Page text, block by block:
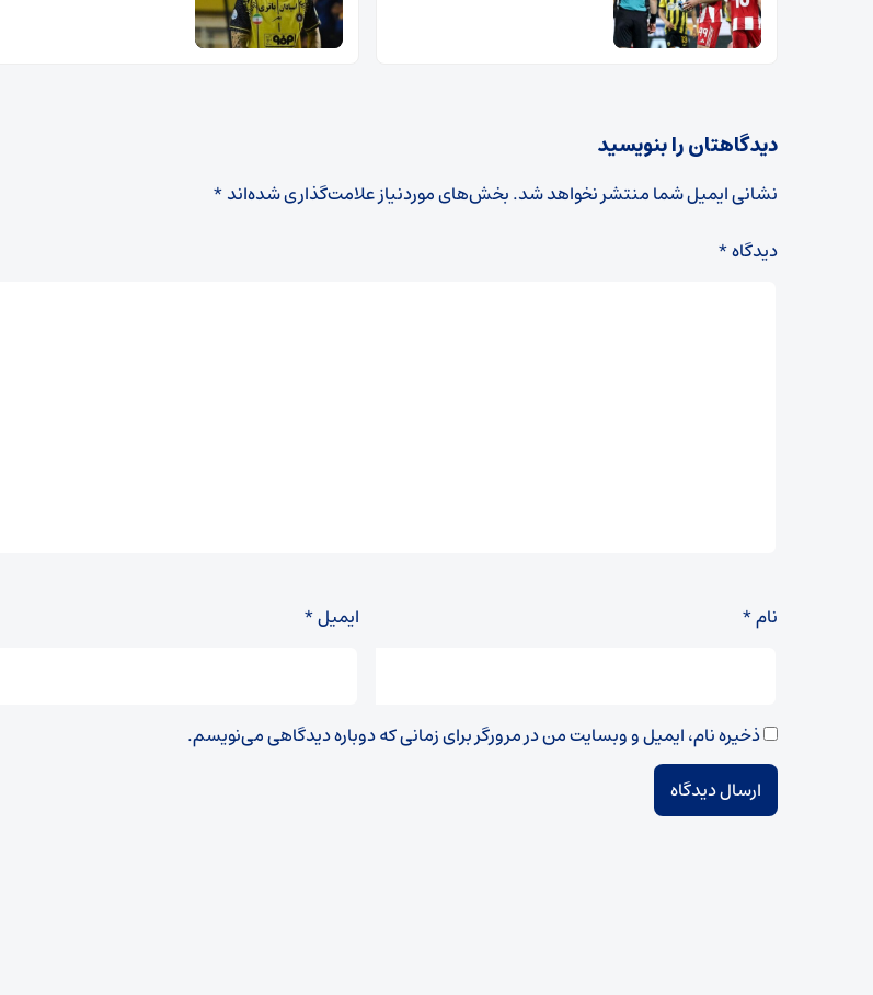
دیدگاهتان را بنویسید
نشانی ایمیل شما منتشر نخواهد شد.بخش‌های موردنیاز علامت‌گذاری شده‌اند*
دیدگاه*
نام* ایمیل*
ذخیره نام، ایمیل و وبسایت من در مرورگر برای زمانی که دوباره دیدگاهی می‌نویسم.